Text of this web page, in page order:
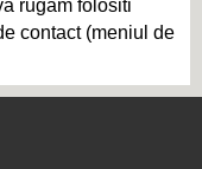
rugam folositi
contact (meniul de